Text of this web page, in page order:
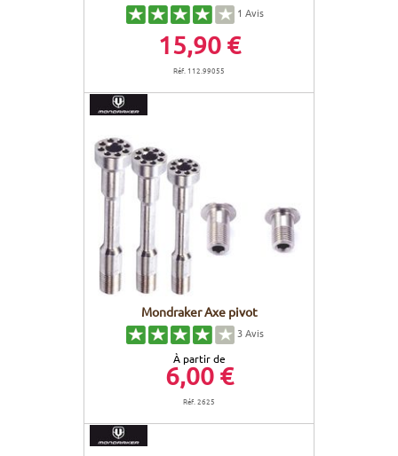
1 Avis
15,90 €
Réf. 112.99055
Mondraker Axe pivot
3Avis
À partir de
6,00 €
Réf. 2625